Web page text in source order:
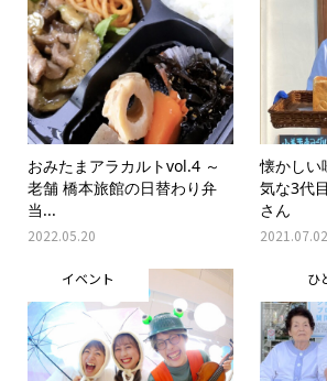
おみたまアラカルトvol.4 ～
老舗 橋本旅館の日替わり弁
当...
2022.05.20
懐かしい
気な3代
さん
2021.07.02
イベント ひ